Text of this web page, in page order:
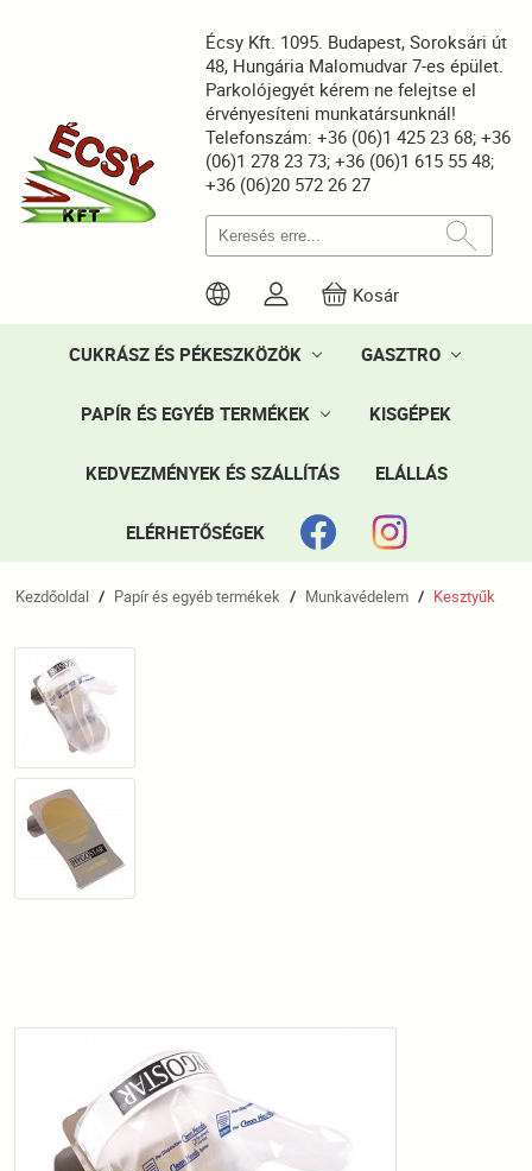
Écsy Kft. 1095. Budapest, Soroksári út
48, Hungária Malomudvar 7-es épület.
Parkolójegyét kérem ne felejtse el
érvényesíteni munkatársunknál!
Telefonszám: +36 (06)1 425 23 68; +36
(06)1 278 23 73; +36 (06)1 615 55 48;
+36 (06)20 572 26 27
Kosár
CUKRÁSZ ÉS PÉKESZKÖZÖK GASZTRO
PAPÍR ÉS EGYÉB TERMÉKEK KISGÉPEK
KEDVEZMÉNYEK ÉS SZÁLLÍTÁS ELÁLLÁS
ELÉRHETŐSÉGEK
Kezdőoldal / Papír és egyéb termékek / Munkavédelem / Kesztyűk